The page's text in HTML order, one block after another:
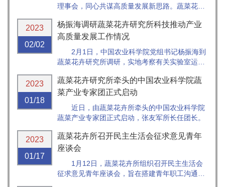
理事会，同心共谋高质量发展新思路。蔬菜花卉
导班子成员和有关处室课题组负责人，寿光市财
政、发改、科技、农业农村等部门负责同志参
2023
02/02
杨振海调研蔬菜花卉研究所科技推动产业
高质量发展工作情况
2月1日，中国农业科学院党组书记杨振海到
蔬菜花卉研究所调研，实地考察有关实验室运行
队首席和中层干部座谈。
2023
01/18
蔬菜花卉研究所牵头的中国农业科学院蔬
菜产业专家团正式启动
近日，由蔬菜花卉所牵头的中国农业科学院
蔬菜产业专家团正式启动，张友军所长任团长。
2023
01/17
蔬菜花卉所召开民主生活会征求意见青年
座谈会
1月12日，蔬菜花卉所组织召开民主生活会
征求意见青年座谈会，旨在搭建青年职工沟通平